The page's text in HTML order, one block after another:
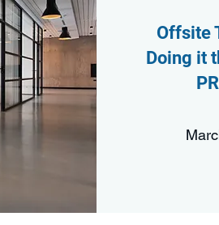
Offsite
Doing it